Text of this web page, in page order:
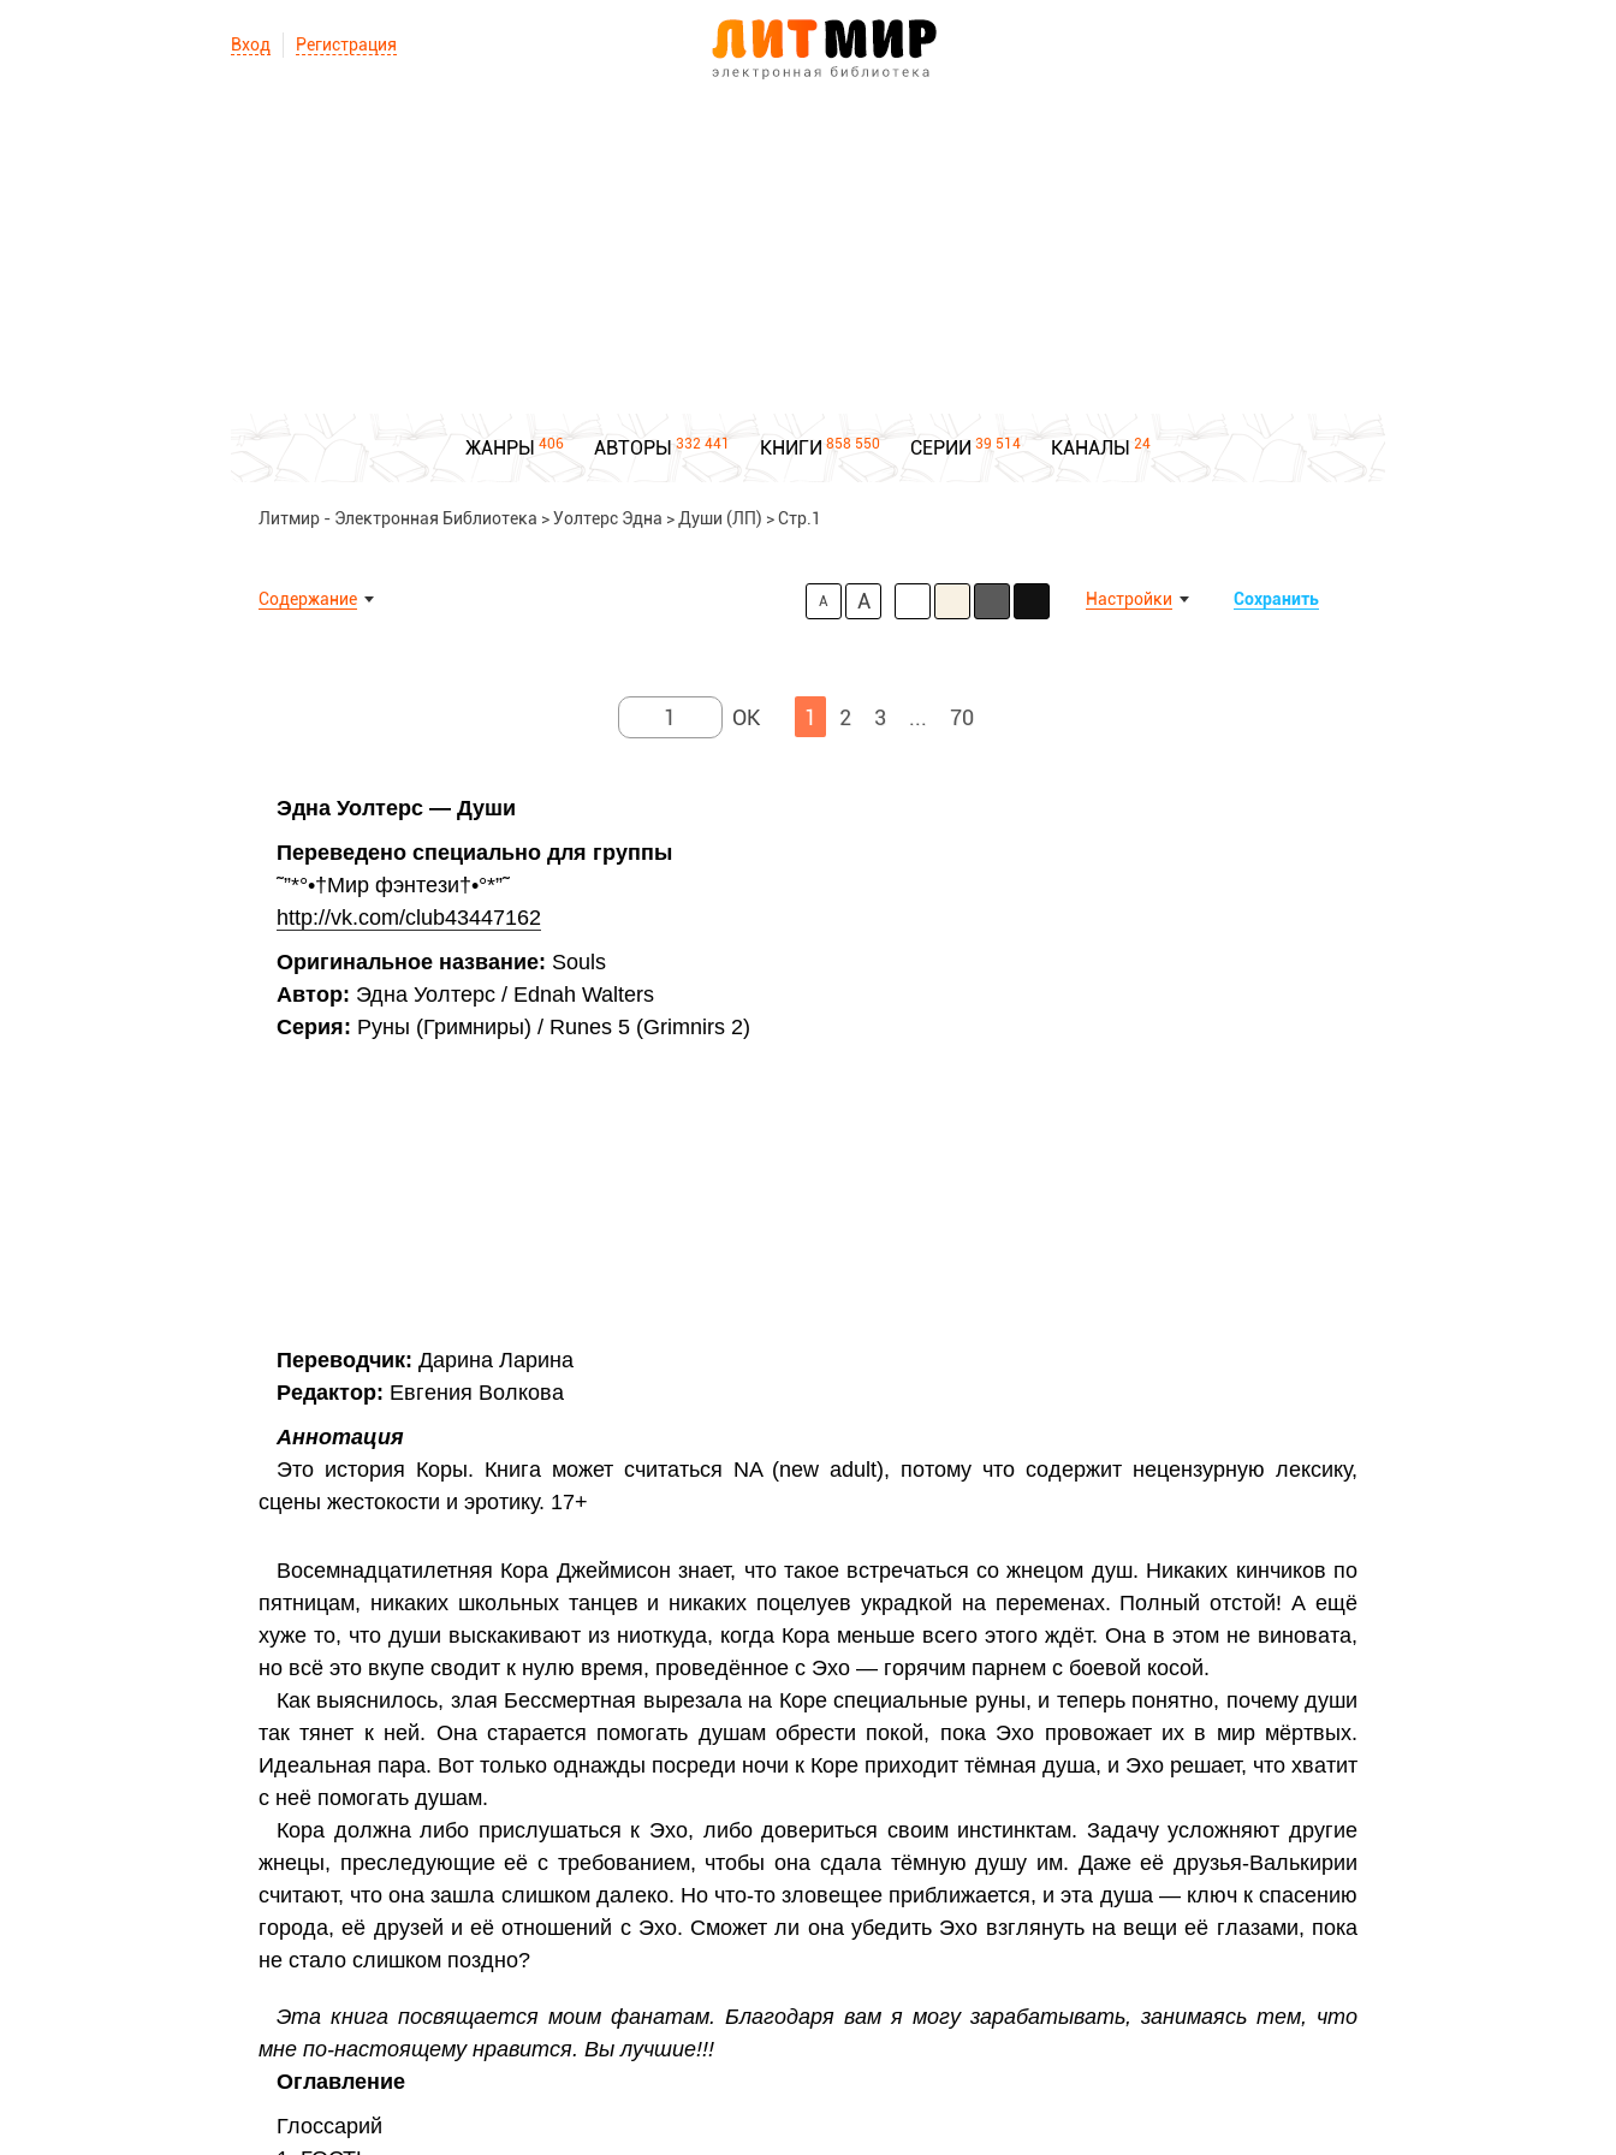
Вход Регистрация
ЖАНРЫ 406 АВТОРЫ 332 441 КНИГИ 858 550 СЕРИИ 39 514 КАНАЛЫ 24
Литмир - Электронная Библиотека >Уолтерс Эдна > Души (ЛП) >Стр.1
Содержание Сохранить
Настройки
A A
1 2 3 ... 70
Эдна Уолтерс — Души
Переведено специально для группы
˜”*°•†Мир фэнтези†•°*”˜
http://vk.com/club43447162
Оригинальное название: Souls
Автор: Эдна Уолтерс / Ednah Walters
Серия: Руны (Гримниры) / Runes 5 (Grimnirs 2)
Переводчик: Дарина Ларина
Редактор: Евгения Волкова
Аннотация
Это история Коры. Книга может считаться NA (new adult), потому что содержит нецензурную лексику,
сцены жестокости и эротику. 17+
Восемнадцатилетняя Кора Джеймисон знает, что такое встречаться со жнецом душ. Никаких кинчиков по
пятницам, никаких школьных танцев и никаких поцелуев украдкой на переменах. Полный отстой! А ещё
хуже то, что души выскакивают из ниоткуда, когда Кора меньше всего этого ждёт. Она в этом не виновата,
но всё это вкупе сводит к нулю время, проведённое с Эхо — горячим парнем с боевой косой.
Как выяснилось, злая Бессмертная вырезала на Коре специальные руны, и теперь понятно, почему души
так тянет к ней. Она старается помогать душам обрести покой, пока Эхо провожает их в мир мёртвых.
Идеальная пара. Вот только однажды посреди ночи к Коре приходит тёмная душа, и Эхо решает, что хватит
с неё помогать душам.
Кора должна либо прислушаться к Эхо, либо довериться своим инстинктам. Задачу усложняют другие
жнецы, преследующие её с требованием, чтобы она сдала тёмную душу им. Даже её друзья-Валькирии
считают, что она зашла слишком далеко. Но что-то зловещее приближается, и эта душа — ключ к спасению
города, её друзей и её отношений с Эхо. Сможет ли она убедить Эхо взглянуть на вещи её глазами, пока
не стало слишком поздно?
Эта книга посвящается моим фанатам. Благодаря вам я могу зарабатывать, занимаясь тем, что
мне по-настоящему нравится. Вы лучшие!!!
Оглавление
Глоссарий